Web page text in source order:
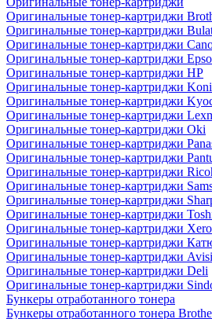
Оригинальные тонер-картриджи
Оригинальные тонер-картриджи
Оригинальные тонер-картриджи
Оригинальные тонер-картриджи
Оригинальные тонер-картриджи HP
Оригинальные тонер-картриджи
Оригинальные тонер-картриджи
Оригинальные тонер-картриджи
Оригинальные тонер-картриджи Oki
Оригинальные тонер-картриджи
Оригинальные тонер-картриджи
Оригинальные тонер-картриджи
Оригинальные тонер-картриджи
Оригинальные тонер-картриджи
Оригинальные тонер-картриджи
Оригинальные тонер-картриджи
Оригинальные тонер-картриджи
Оригинальные тонер-картриджи
Оригинальные тонер-картриджи Deli
Оригинальные тонер-картриджи
Бункеры отработанного тонера
Бункеры отработанного тонера